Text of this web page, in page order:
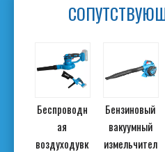
Беспроводн
ая
воздуходувк
Бензиновый
вакуумный
измельчител